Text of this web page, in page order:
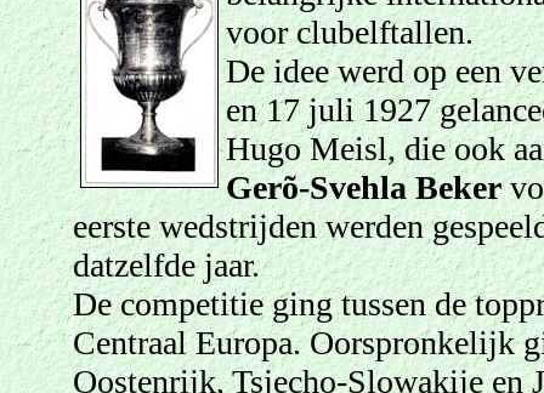
voor clubelftallen.
De idee werd op een
en 17 juli 1927
Hugo Meisl,die ook
Gerõ-Svehla Beker
eerste wedstrijden werden
datzelfde jaar.
De competitie ging tussen de
Centraal Europa. Oorspronkelijk
Oostenrijk, Tsjecho-Slowakije en